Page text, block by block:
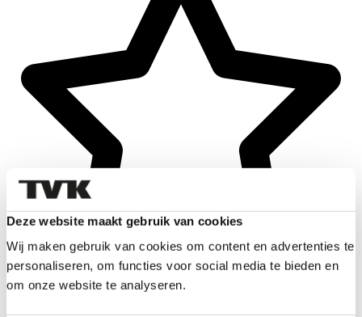
Deze website maakt gebruik van cookies
Wij maken gebruik van cookies om content en advertenties te
personaliseren, om functies voor social media te bieden en
om onze website te analyseren.